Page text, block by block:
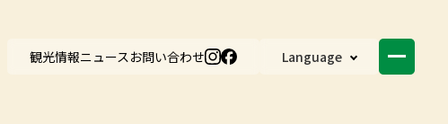
観光情報ニュース お問い合わせ Language